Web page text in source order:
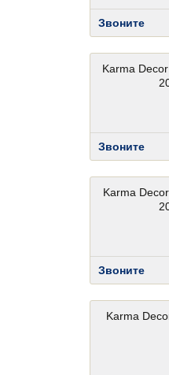
Звоните
Karma
Звоните
Karma
Звоните
Karma